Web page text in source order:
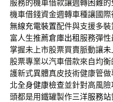
服務的機車借款讓週轉困難
機車借錢資金週轉車種讓國
無線充電裝置配件與支援多
富人生推薦倉庫出租 服務彈
掌握未上市股票買賣脈動讓未
股票專業以汽車借款來自均
護新式異體真皮技術健康管
北全身健康檢查並針對高風
頭都是用鐵罐製作三洋服務站